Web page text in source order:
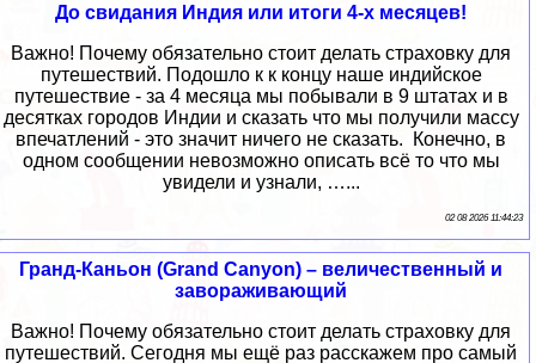
До свидания Индия или итоги 4-х месяцев!
Важно! Почему обязательно стоит делать страховку для
путешествий. Подошло к к концу наше индийское
путешествие - за 4 месяца мы побывали в 9 штатах и в
десятках городов Индии и сказать что мы получили массу
впечатлений - это значит ничего не сказать. Конечно, в
одном сообщении невозможно описать всё то что мы
увидели и узнали, …...
02 08 2026 11:44:23
Гранд-Каньон (Grand Canyon) – величественный и
завораживающий
Важно! Почему обязательно стоит делать страховку для
путешествий. Сегодня мы ещё раз расскажем про самый